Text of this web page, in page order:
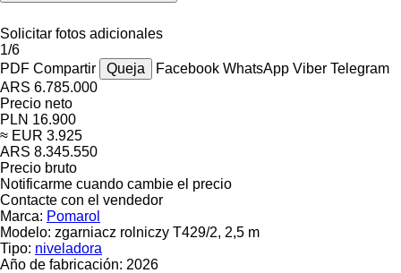
Solicitar fotos adicionales
1/6
PDF Compartir Queja Facebook WhatsApp Viber Telegram
ARS 6.785.000
Precio neto
PLN 16.900
≈ EUR 3.925
ARS 8.345.550
Precio bruto
Notificarme cuando cambie el precio
Contacte con el vendedor
Marca: Pomarol
Modelo: zgarniacz rolniczy T429/2, 2,5 m
Tipo: niveladora
Año de fabricación: 2026